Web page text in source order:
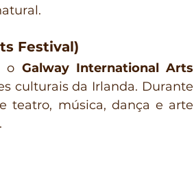
Festival)
o Galway International Arts
culturais da Irlanda. Durante
teatro, música, dança e arte